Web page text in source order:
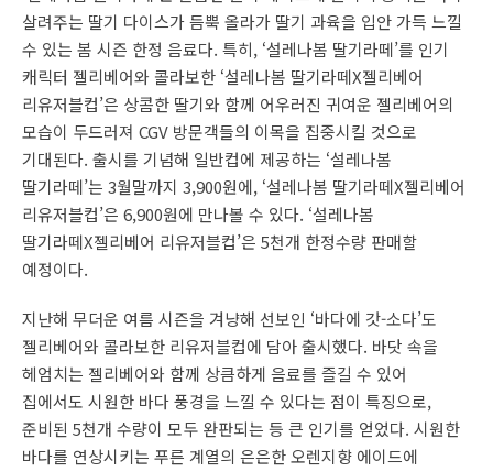
살려주는 딸기 다이스가 듬뿍 올라가 딸기 과육을 입안 가득 느낄
수 있는 봄 시즌 한정 음료다. 특히, ‘설레나봄 딸기라떼’를 인기
캐릭터 젤리베어와 콜라보한 ‘설레나봄 딸기라떼X젤리베어
리유저블컵’은 상콤한 딸기와 함께 어우러진 귀여운 젤리베어의
모습이 두드러져 CGV 방문객들의 이목을 집중시킬 것으로
기대된다. 출시를 기념해 일반컵에 제공하는 ‘설레나봄
딸기라떼’는 3월말까지 3,900원에, ‘설레나봄 딸기라떼X젤리베어
리유저블컵’은 6,900원에 만나볼 수 있다. ‘설레나봄
딸기라떼X젤리베어 리유저블컵’은 5천개 한정수량 판매할
예정이다.
지난해 무더운 여름 시즌을 겨냥해 선보인 ‘바다에 갓-소다’도
젤리베어와 콜라보한 리유저블컵에 담아 출시했다. 바닷 속을
헤엄치는 젤리베어와 함께 상큼하게 음료를 즐길 수 있어
집에서도 시원한 바다 풍경을 느낄 수 있다는 점이 특징으로,
준비된 5천개 수량이 모두 완판되는 등 큰 인기를 얻었다. 시원한
바다를 연상시키는 푸른 계열의 은은한 오렌지향 에이드에